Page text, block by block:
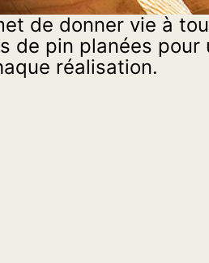
de donner vie à
de pin planées
réalisation.